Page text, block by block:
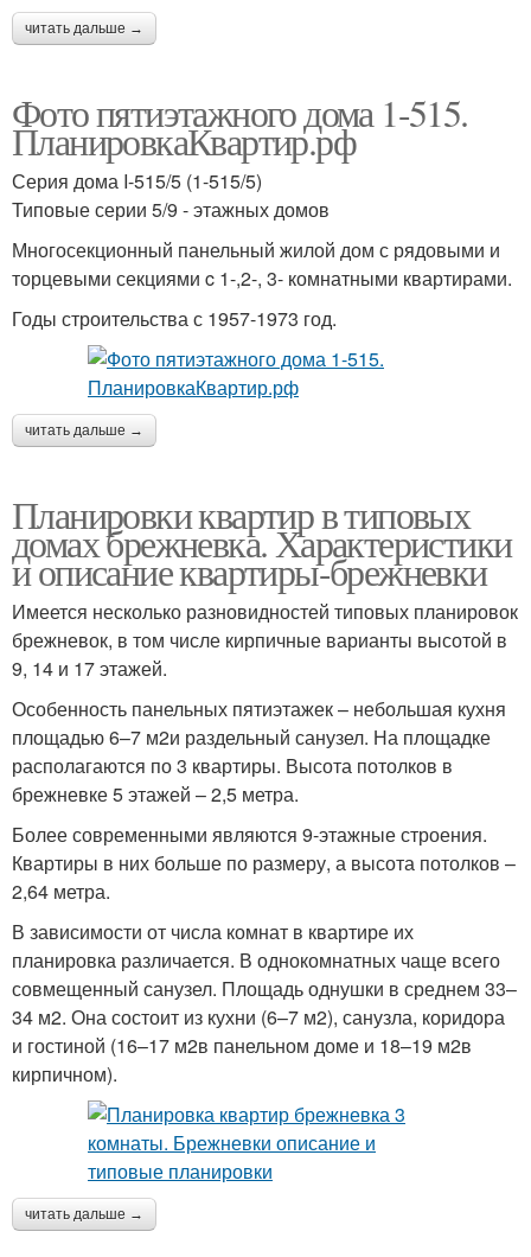
читать дальше →
Фото пятиэтажного дома 1-515.
ПланировкаКвартир.рф
Серия дома I-515/5 (1-515/5)
Типовые серии 5/9 - этажных домов
Многосекционный панельный жилой дом с рядовыми и
торцевыми секциями c 1-,2-, 3- комнатными квартирами.
Годы строительства с 1957-1973 год.
читать дальше →
Планировки квартир в типовых
домах брежневка. Характеристики
и описание квартиры-брежневки
Имеется несколько разновидностей типовых планировок
брежневок, в том числе кирпичные варианты высотой в
9, 14 и 17 этажей.
Особенность панельных пятиэтажек – небольшая кухня
площадью 6–7 м2и раздельный санузел. На площадке
располагаются по 3 квартиры. Высота потолков в
брежневке 5 этажей – 2,5 метра.
Более современными являются 9-этажные строения.
Квартиры в них больше по размеру, а высота потолков –
2,64 метра.
В зависимости от числа комнат в квартире их
планировка различается. В однокомнатных чаще всего
совмещенный санузел. Площадь однушки в среднем 33–
34 м2. Она состоит из кухни (6–7 м2), санузла, коридора
и гостиной (16–17 м2в панельном доме и 18–19 м2в
кирпичном).
читать дальше →